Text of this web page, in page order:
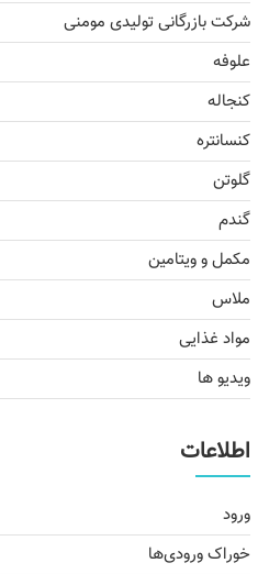
شرکت بازرگانی تولیدی مومنی
علوفه
کنجاله
کنسانتره
گلوتن
گندم
مکمل و ویتامین
ملاس
مواد غذایی
ویدیو ها
اطلاعات
ورود
خوراک ورودی‌ها